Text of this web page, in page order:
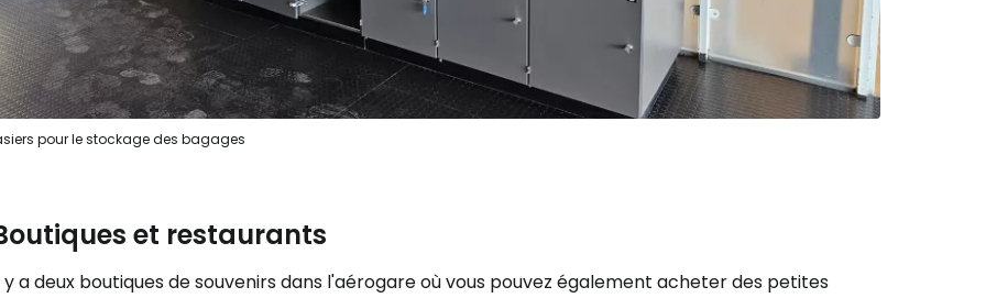
pour le stockage des bagages
et restaurants
y a deux boutiques de souvenirs dans l'aérogare où vous pouvez également acheter des petites
Se connecter à Cestee